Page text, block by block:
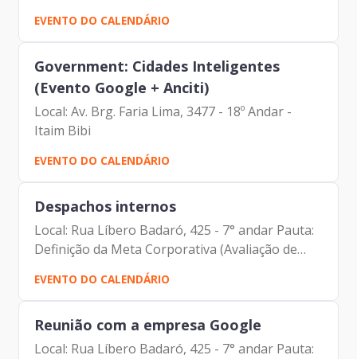
(AWS) Eduardo Campos (AWS) Johann Nogueira
Dantas (Prodam) Paulo Cunha (AWS) Umberto
Mancebo de Araujo Filho...
EVENTO DO CALENDÁRIO
Government: Cidades Inteligentes
(Evento Google + Anciti)
Local: Av. Brg. Faria Lima, 3477 - 18º Andar -
Itaim Bibi
EVENTO DO CALENDÁRIO
Despachos internos
Local: Rua Líbero Badaró, 425 - 7° andar Pauta:
Definição da Meta Corporativa (Avaliação de
Desempenho) Participantes: Aline Souza de
Araujo Santos Carlos Roberto Ruas Junior
Fabiana Silva Brito...
EVENTO DO CALENDÁRIO
Reunião com a empresa Google
Local: Rua Líbero Badaró, 425 - 7° andar Pauta: